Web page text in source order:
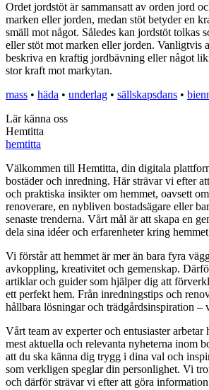
Ordet jordstöt är sammansatt av orden jord
marken eller jorden, medan stöt betyder en
smäll mot något. Således kan jordstöt tolkas
eller stöt mot marken eller jorden. Vanligtvis
beskriva en kraftig jordbävning eller något
stor kraft mot markytan.
mass • häda • underlag • sällskapsdans •
Lär känna oss
Hemtitta
hemtitta
Välkommen till Hemtitta, din digitala
bostäder och inredning. Här strävar vi efter
och praktiska insikter om hemmet, oavsett
renoverare, en nybliven bostadsägare eller
senaste trenderna. Vårt mål är att skapa en
dela sina idéer och erfarenheter kring
Vi förstår att hemmet är mer än bara fyra
avkoppling, kreativitet och gemenskap.
artiklar och guider som hjälper dig att
ett perfekt hem. Från inredningstips och
hållbara lösningar och trädgårdsinspiration –
Vårt team av experter och entusiaster arbetar
mest aktuella och relevanta nyheterna inom
att du ska känna dig trygg i dina val och
som verkligen speglar din personlighet. Vi
och därför strävar vi efter att göra